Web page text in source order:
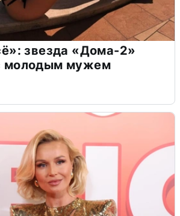
звезда «Дома-2»
молодым мужем